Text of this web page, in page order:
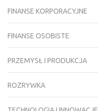
FINANSE KORPORACYJNE
FINANSE OSOBISTE
PRZEMYSŁ I PRODUKCJA
ROZRYWKA